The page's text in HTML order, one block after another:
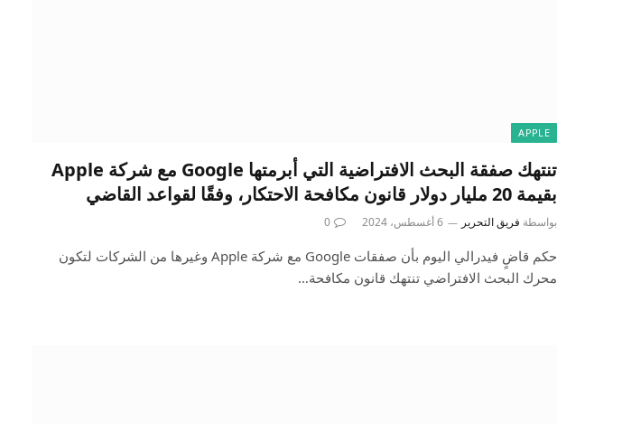
APPLE
تنتهك صفقة البحث الافتراضية التي أبرمتها Google مع شركة Apple
بقيمة 20 مليار دولار قانون مكافحة الاحتكار، وفقًا لقواعد القاضي
بواسطة فريق التحرير 6 أغسطس، 2024 0
حكم قاضٍ فيدرالي اليوم بأن صفقات Google مع شركة Apple وغيرها من الشركات لتكون
محرك البحث الافتراضي تنتهك قانون مكافحة…